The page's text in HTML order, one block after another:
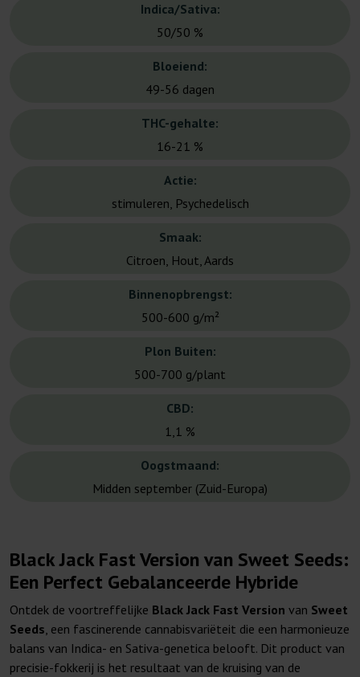
Indica/Sativa:
50/50 %
Bloeiend:
49-56 dagen
THC-gehalte:
16-21 %
Actie:
stimuleren, Psychedelisch
Smaak:
Citroen, Hout, Aards
Binnenopbrengst:
500-600 g/m²
Plon Buiten:
500-700 g/plant
CBD:
1,1 %
Oogstmaand:
Midden september (Zuid-Europa)
Black Jack Fast Version van Sweet Seeds:
Een Perfect Gebalanceerde Hybride
Ontdek de voortreffelijke Black Jack Fast Version van Sweet
Seeds, een fascinerende cannabisvariëteit die een harmonieuze
balans van Indica- en Sativa-genetica belooft. Dit product van
precisie-fokkerij is het resultaat van de kruising van de